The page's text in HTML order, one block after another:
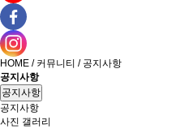
HOME / 커뮤니티 / 공지사항
공지사항
공지사항
공지사항
사진 갤러리